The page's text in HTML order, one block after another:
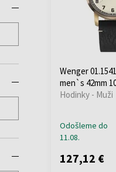
Wenger
men`s 42mm
Hodinky - Muži
Odošleme do
11.08.
127,12 €